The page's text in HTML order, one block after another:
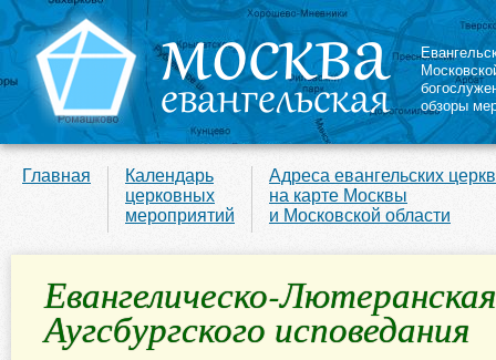
обзоры
Главная
Календарь
церковных
мероприятий
Адреса евангельских
на карте Москвы
и Московской области
Евангелическо-
Аугсбургского исповедания